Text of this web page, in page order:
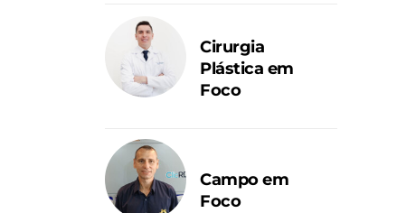
Cirurgia
Plástica em
Foco
Campo em
Foco